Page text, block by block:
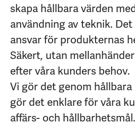
skapa hållbara värden
användning av teknik.
ansvar för produkternas
Säkert, utan
efter våra kunders behov.
Vi gör det genom
gör det enklare för våra
affärs- och